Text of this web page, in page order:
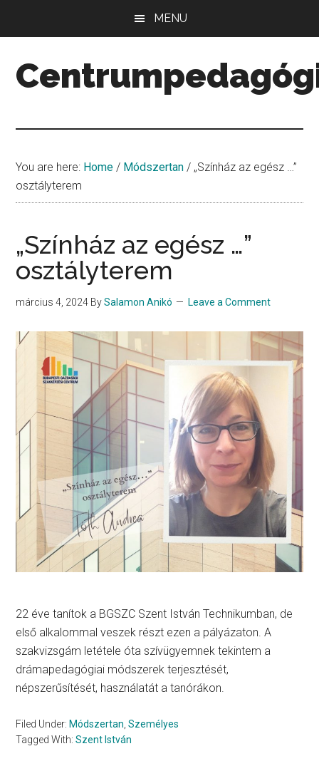
content
sidebar
sidebar
MENU
You are here: Home / Módszertan / „Színház az egész …”
osztályterem
„Színház az egész …”
osztályterem
március 4, 2024 BySalamon Anikó Leave a Comment
22 éve tanítok a BGSZC Szent István Technikumban, de
első alkalommal veszek részt ezen a pályázaton. A
szakvizsgám letétele óta szívügyemnek tekintem a
drámapedagógiai módszerek terjesztését,
népszerűsítését, használatát a tanórákon.
Filed Under: Módszertan ,Személyes
Tagged With:Szent István